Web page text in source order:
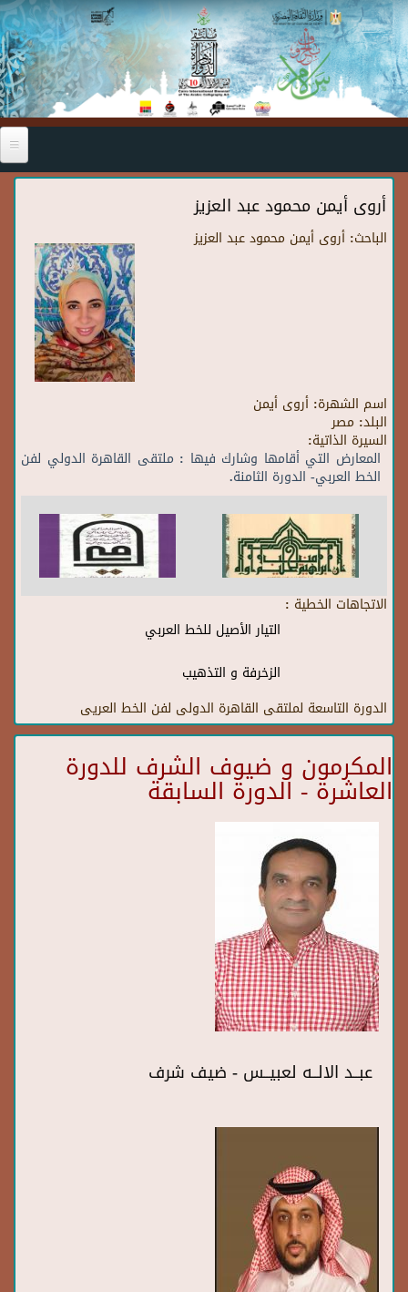
Skip to main content
أروى أيمن محمود عبد العزيز
الباحث: أروى أيمن محمود عبد العزيز
اسم الشهرة: أروى أيمن
البلد: مصر
السيرة الذاتية:
المعارض التي أقامها وشارك فيها : ملتقى القاهرة الدولي لفن
الخط العربي- الدورة الثامنة.
الاتجاهات الخطية :
التيار الأصيل للخط العربي
الزخرفة و التذهيب
الدورة التاسعة لملتقى القاهرة الدولى لفن الخط العريى
المكرمون و ضيوف الشرف للدورة
العاشرة - الدورة السابقة
عبــد الالــه لعبيــس - ضيف شرف